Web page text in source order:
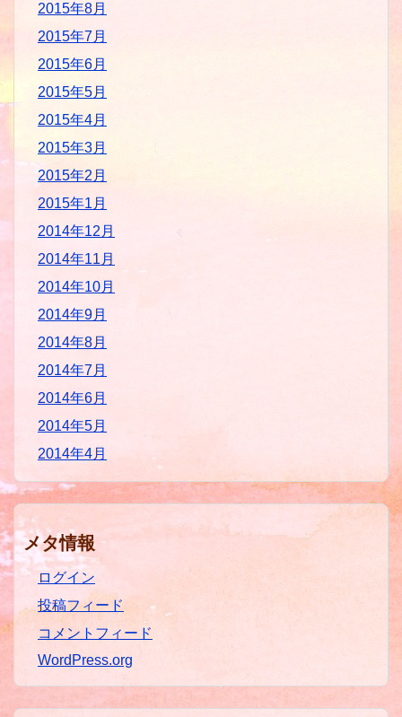
2015年8月
2015年7月
2015年6月
2015年5月
2015年4月
2015年3月
2015年2月
2015年1月
2014年12月
2014年11月
2014年10月
2014年9月
2014年8月
2014年7月
2014年6月
2014年5月
2014年4月
メタ情報
ログイン
投稿フィード
コメントフィード
WordPress.org